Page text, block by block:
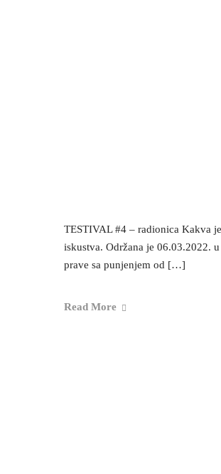
TESTIVAL #4 – radionica Kakva
iskustva. Održana je 06.03.2022.
prave sa punjenjem od […]
Read More